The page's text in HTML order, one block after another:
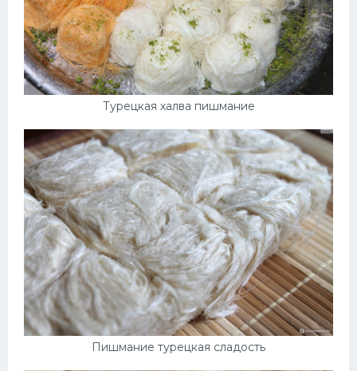
Турецкая халва пишмание
Пишмание турецкая сладость